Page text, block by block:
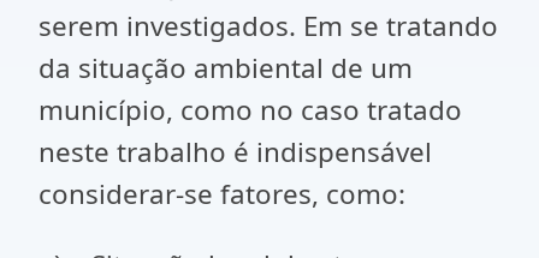
serem investigados. Em se tratando
da situação ambiental de um
município, como no caso tratado
neste trabalho é indispensável
considerar-se fatores, como: